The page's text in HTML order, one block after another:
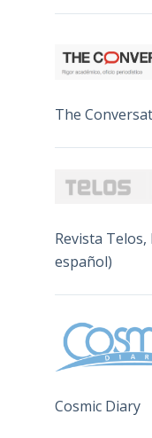
The
Revista
español)
Cosmic Diary